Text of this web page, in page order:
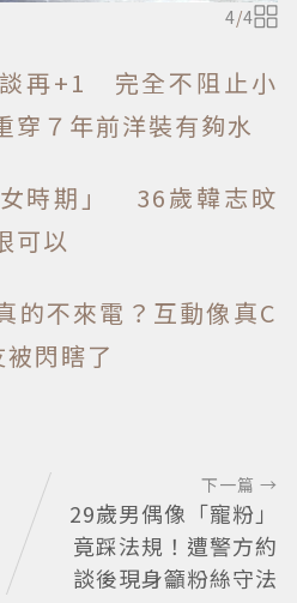
4/4
再+1 完全不阻止小
穿７年前洋裝有夠水
時期」 36歲韓志旼
可以
的不來電？互動像真C
閃瞎了
下一篇 →
29歲男偶像「寵粉」
竟踩法規！遭警方約
談後現身籲粉絲守法